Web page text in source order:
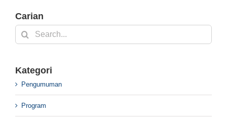
Carian
Search
for:
Kategori
Pengumuman
Program